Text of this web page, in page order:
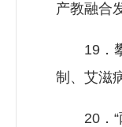
产教融合
19．攀
制、艾滋
20．“两